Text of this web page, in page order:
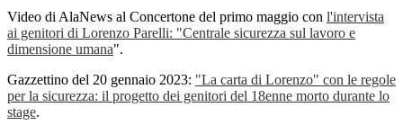
Video di AlaNews al Concertone del primo maggio con l'intervista
ai genitori di Lorenzo Parelli: "Centrale sicurezza sul lavoro e
dimensione umana".
Gazzettino del 20 gennaio 2023: "La carta di Lorenzo" con le regole
per la sicurezza: il progetto dei genitori del 18enne morto durante lo
stage.